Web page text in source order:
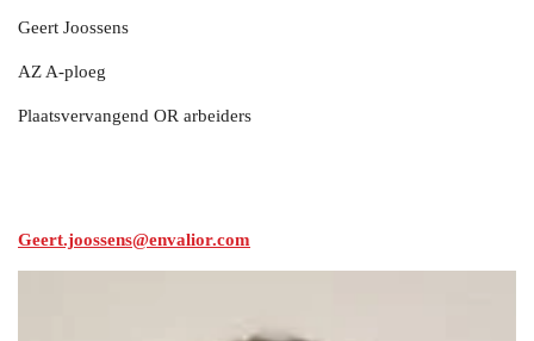
Geert Joossens
AZ A-ploeg
Plaatsvervangend OR arbeiders
Geert.joossens@envalior.com